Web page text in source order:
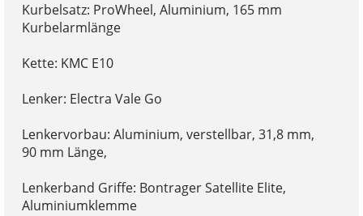
Kurbelsatz: ProWheel, Aluminium, 165 mm
Kurbelarmlänge
Kette: KMC E10
Lenker: Electra Vale Go
Lenkervorbau: Aluminium, verstellbar, 31,8 mm,
90 mm Länge,
Lenkerband Griffe: Bontrager Satellite Elite,
Aluminiumklemme